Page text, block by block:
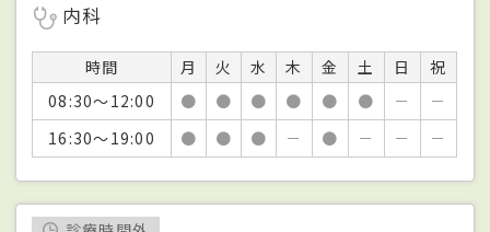
内科
時間 月 火 水 木 金 土 日
祝
08:30～12:00
● ● ● ● ● ● －
－
16:30～19:00
● ● ● － ● － － －